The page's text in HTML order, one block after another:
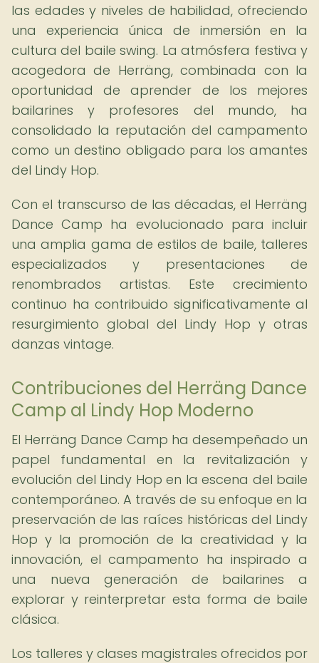
las edades y niveles de habilidad, ofreciendo
una experiencia única de inmersión en la
cultura del baile swing. La atmósfera festiva y
acogedora de Herräng, combinada con la
oportunidad de aprender de los mejores
bailarines y profesores del mundo, ha
consolidado la reputación del campamento
como un destino obligado para los amantes
del Lindy Hop.
Con el transcurso de las décadas, el Herräng
Dance Camp ha evolucionado para incluir
una amplia gama de estilos de baile, talleres
especializados y presentaciones de
renombrados artistas. Este crecimiento
continuo ha contribuido significativamente al
resurgimiento global del Lindy Hop y otras
danzas vintage.
Contribuciones del Herräng Dance
Camp al Lindy Hop Moderno
El Herräng Dance Camp ha desempeñado un
papel fundamental en la revitalización y
evolución del Lindy Hop en la escena del baile
contemporáneo. A través de su enfoque en la
preservación de las raíces históricas del Lindy
Hop y la promoción de la creatividad y la
innovación, el campamento ha inspirado a
una nueva generación de bailarines a
explorar y reinterpretar esta forma de baile
clásica.
Los talleres y clases magistrales ofrecidos por